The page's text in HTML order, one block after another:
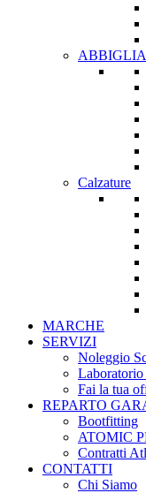
Calzature
MARCHE
SERVIZI
Noleggio
Laboratorio
Fai la tua
REPARTO
Bootfitting
ATOMIC
Contratti
CONTATTI
Chi Siamo